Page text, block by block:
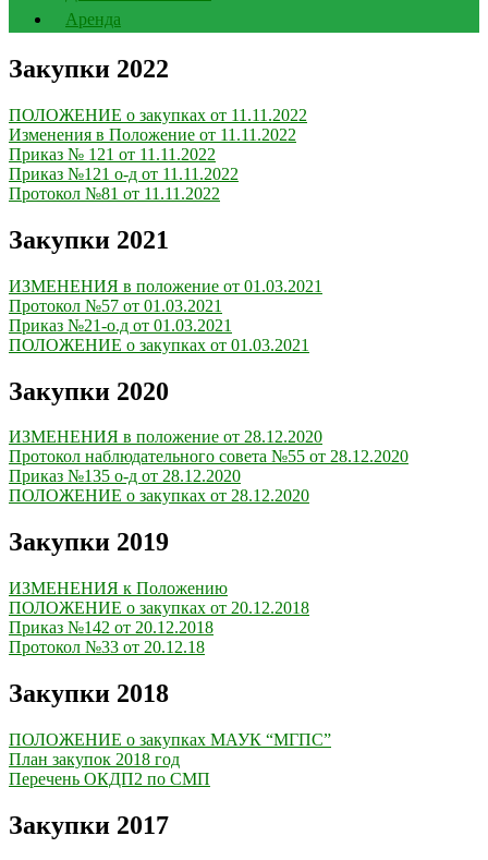
Аренда
Закупки 2022
ПОЛОЖЕНИЕ о закупках от 11.11.2022
Изменения в Положение от 11.11.2022
Приказ № 121 от 11.11.2022
Приказ №121 о-д от 11.11.2022
Протокол №81 от 11.11.2022
Закупки 2021
ИЗМЕНЕНИЯ в положение от 01.03.2021
Протокол №57 от 01.03.2021
Приказ №21-о.д от 01.03.2021
ПОЛОЖЕНИЕ о закупках от 01.03.2021
Закупки 2020
ИЗМЕНЕНИЯ в положение от 28.12.2020
Протокол наблюдательного совета №55 от 28.12.2020
Приказ №135 о-д от 28.12.2020
ПОЛОЖЕНИЕ о закупках от 28.12.2020
Закупки 2019
ИЗМЕНЕНИЯ к Положению
ПОЛОЖЕНИЕ о закупках от 20.12.2018
Приказ №142 от 20.12.2018
Протокол №33 от 20.12.18
Закупки 2018
ПОЛОЖЕНИЕ о закупках МАУК “МГПС”
План закупок 2018 год
Перечень ОКДП2 по СМП
Закупки 2017